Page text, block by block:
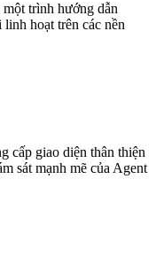
trình hướng dẫn
hoạt trên các nền
cấp giao diện thân thiện
sát mạnh mẽ của Agent